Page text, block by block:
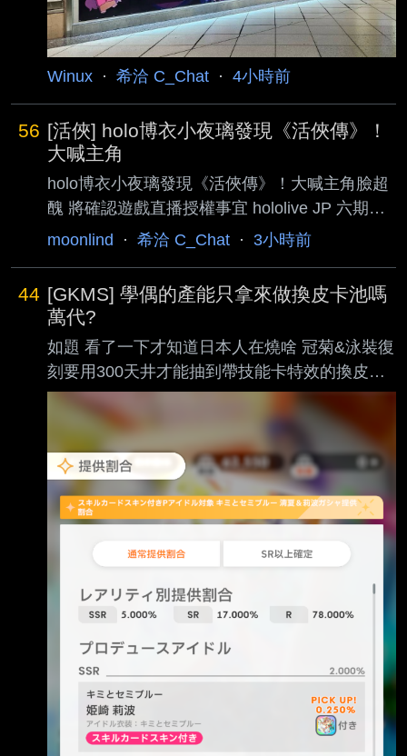
Winux · 希洽 C_Chat · 4小時前
56 [活俠] holo博衣小夜璃發現《活俠傳》！
大喊主角
holo博衣小夜璃發現《活俠傳》！大喊主角臉超
醜 將確認遊戲直播授權事宜 hololive JP 六期生
博衣小夜璃近日向觀眾徵集好玩遊戲，在近 2 小
品，途中也一度逛到台灣武俠遊戲《活俠傳》。
https://www.youtube.com/watch?
v=3j_Vk9KgDD4 《活俠傳》是由原始鳥熊團隊
於 2024 年發售的武俠遊戲，官方目前支援繁
中、簡中與韓 文，亦有熱心玩家自製的非官方日
文模組。 今年 7 月初，本作在一連串巧合之下
意外吸引 X（推特
moonlind · 希洽 C_Chat · 3小時前
44 [GKMS] 學偶的產能只拿來做換皮卡池嗎
萬代?
如題 看了一下才知道日本人在燒啥 冠菊&泳裝復
刻要用300天井才能抽到帶技能卡特效的換皮卡
已經夠憨了 兩種卡片機率甚至還是分開的
https://i.imgur.com/cuAFOwj.png 頭一次看到這
種神人池，簡直氣笑了 然後五月中開始預告的年
中活動，原來所謂的「新卡池系列」就是指這個
啊 https://i.imgur.com/tPxD9Ve.jpeg
https://x.com/mostyura/status/20866034550122
偶現在